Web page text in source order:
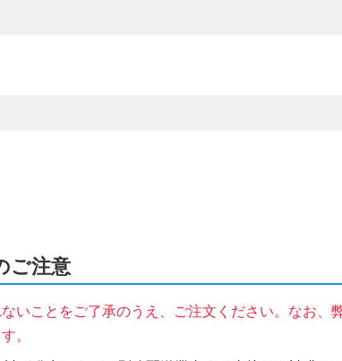
ご注意
いことをご了承のうえ、ご注文ください。なお、
。